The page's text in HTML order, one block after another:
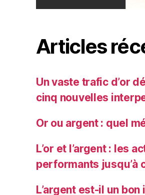
Articles
Un vaste trafic d’or
cinq nouvelles
Or ou argent : quel
L’or et l’argent : les
performants jusqu’à
L’argent est-il un